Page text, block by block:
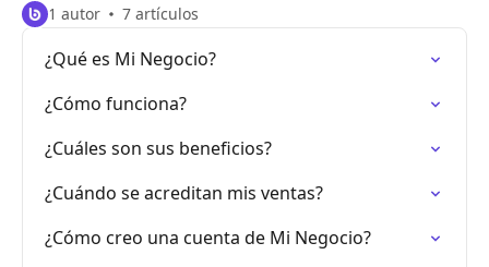
1 autor 7 artículos
¿Qué es Mi Negocio?
¿Cómo funciona?
¿Cuáles son sus beneficios?
¿Cuándo se acreditan mis ventas?
¿Cómo creo una cuenta de Mi Negocio?